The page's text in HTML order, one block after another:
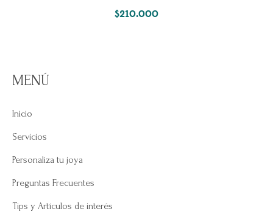
$210.000
MENÚ
Inicio
Servicios
Personaliza tu joya
Preguntas Frecuentes
Tips y Artículos de interés